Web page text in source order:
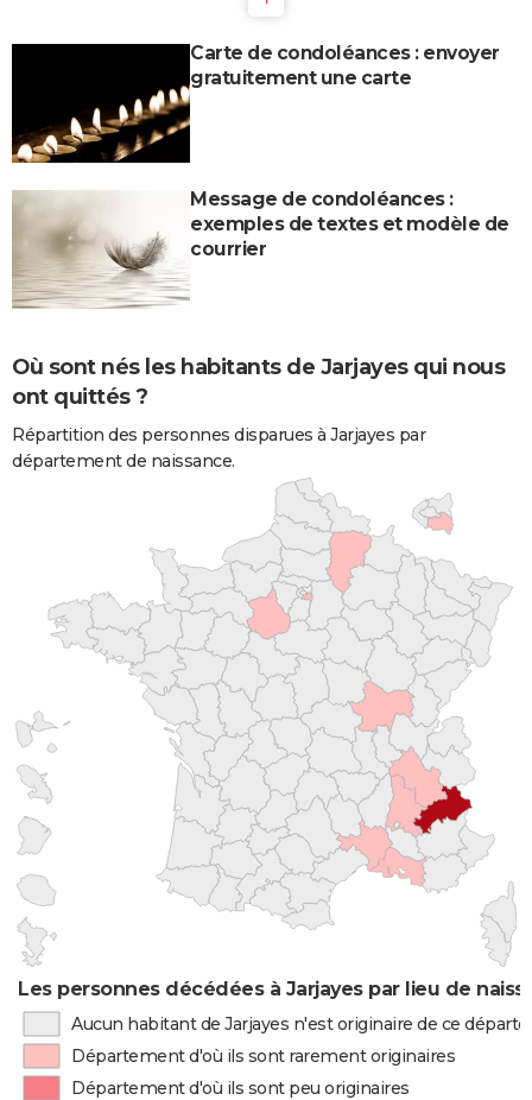
Carte de condoléances : envoyer
gratuitement une carte
Message de condoléances :
exemples de textes et modèle de
courrier
Où sont nés les habitants de Jarjayes qui nous
ont quittés ?
Répartition des personnes disparues à Jarjayes par
département de naissance.
Les personnes décédées à Jarjayes par lieu de
Aucun habitant de Jarjayes n'est originaire de ce
Département d'où ils sont rarement originaires
Département d'où ils sont peu originaires